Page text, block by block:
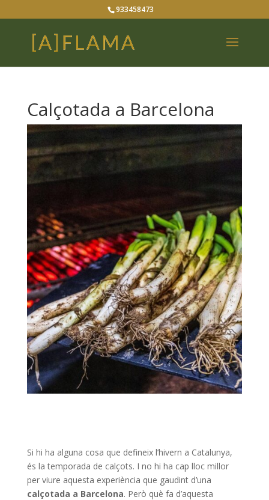
933458473
Calçotada a Barcelona
Si hi ha alguna cosa que defineix l’hivern a Catalunya,
és la temporada de calçots. I no hi ha cap lloc millor
per viure aquesta experiència que gaudint d’una
calçotada a Barcelona. Però què fa d’aquesta